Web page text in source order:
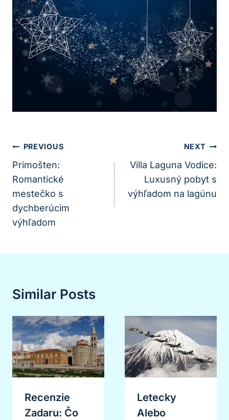
Navigácia
V
Článku
PREVIOUS
Primošten:
Romantické
mestečko s
dychberúcim
výhľadom
NEXT
Villa Laguna Vodice:
Luxusný pobyt s
výhľadom na lagúnu
Similar Posts
Recenzie
Zadaru: Čo
Letecky
Alebo